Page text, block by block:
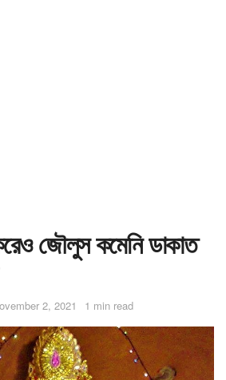
জৌলুস কমেনি ডাকাত
2, 2021 1 min read